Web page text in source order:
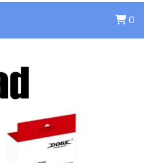
0